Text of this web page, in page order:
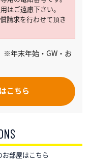
はご遠慮下さい。
請求を行わせて頂き
年末年始・GW・お
こちら
部屋はこちら